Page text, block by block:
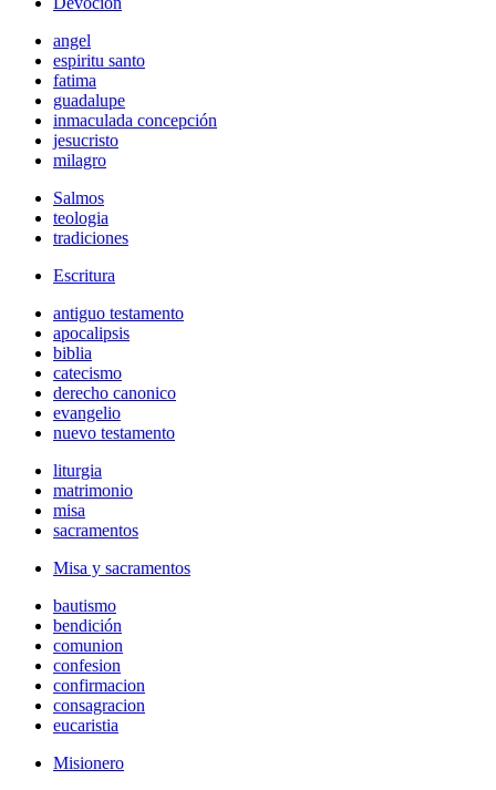
angel
espiritu santo
fatima
guadalupe
inmaculada concepción
jesucristo
milagro
Salmos
teologia
tradiciones
Escritura
antiguo testamento
apocalipsis
biblia
catecismo
derecho canonico
evangelio
nuevo testamento
liturgia
matrimonio
misa
sacramentos
Misa y sacramentos
bautismo
bendición
comunion
confesion
confirmacion
consagracion
eucaristia
Misionero